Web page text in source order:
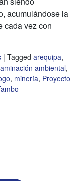
acumulándose la
cada vez con
| Tagged arequipa,
ambiental,
, minería, Proyecto